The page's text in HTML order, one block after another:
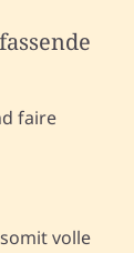
faire
volle